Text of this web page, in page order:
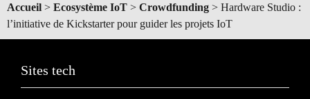
Accueil > Ecosystème IoT > Crowdfunding > Hardware Studio :
l’initiative de Kickstarter pour guider les projets IoT
Sites tech